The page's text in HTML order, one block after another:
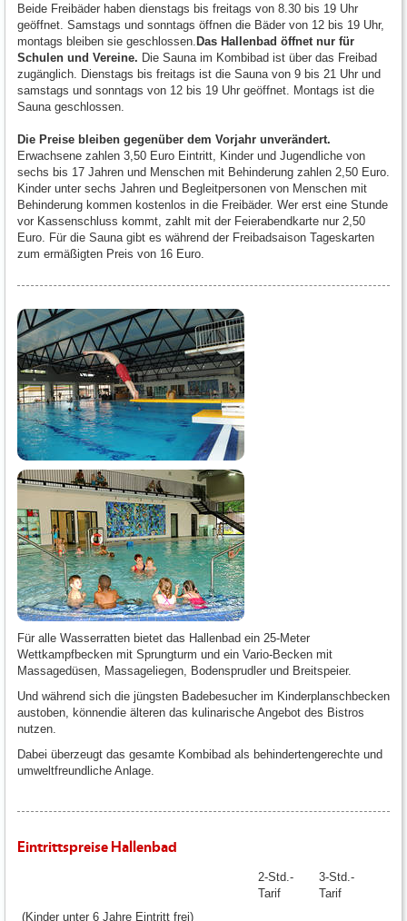
Beide Freibäder haben dienstags bis freitags von 8.30 bis 19 Uhr
geöffnet. Samstags und sonntags öffnen die Bäder von 12 bis 19 Uhr,
montags bleiben sie geschlossen. Das Hallenbad öffnet nur für
Schulen und Vereine. Die Sauna im Kombibad ist über das Freibad
zugänglich. Dienstags bis freitags ist die Sauna von 9 bis 21 Uhr und
samstags und sonntags von 12 bis 19 Uhr geöffnet. Montags ist die
Sauna geschlossen.
Die Preise bleiben gegenüber dem Vorjahr unverändert.
Erwachsene zahlen 3,50 Euro Eintritt, Kinder und Jugendliche von
sechs bis 17 Jahren und Menschen mit Behinderung zahlen 2,50 Euro.
Kinder unter sechs Jahren und Begleitpersonen von Menschen mit
Behinderung kommen kostenlos in die Freibäder. Wer erst eine Stunde
vor Kassenschluss kommt, zahlt mit der Feierabendkarte nur 2,50
Euro. Für die Sauna gibt es während der Freibadsaison Tageskarten
zum ermäßigten Preis von 16 Euro.
Für alle Wasserratten bietet das Hallenbad ein 25-Meter
Wettkampfbecken mit Sprungturm und ein Vario-Becken mit
Massagedüsen, Massageliegen, Bodensprudler und Breitspeier.
Und während sich die jüngsten Badebesucher im Kinderplanschbecken
austoben, könnendie älteren das kulinarische Angebot des Bistros
nutzen.
Dabei überzeugt das gesamte Kombibad als behindertengerechte und
umweltfreundliche Anlage.
Eintrittspreise Hallenbad
2-Std.-
Tarif
3-Std.-
Tarif
(Kinder unter 6 Jahre Eintritt frei)